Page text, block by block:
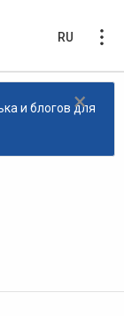
RU
×
и блогов для